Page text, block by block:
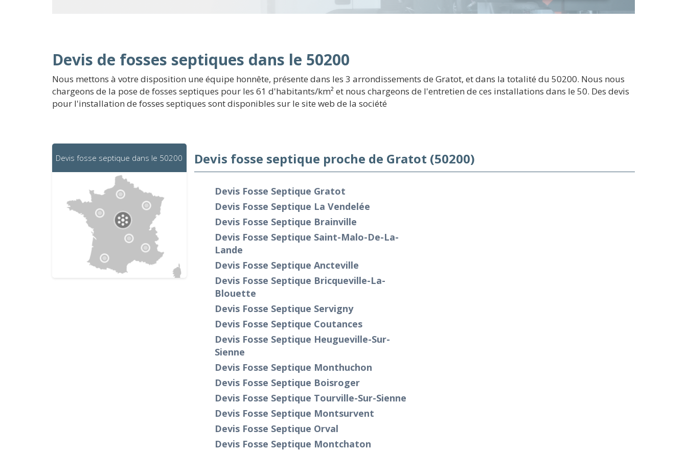
Devis de fosses septiques dans le 50200
Nous mettons à votre disposition une équipe honnête, présente dans les 3 arrondissements de Gratot, et dans la totalité du 50200. Nous nous
chargeons de la pose de fosses septiques pour les 61 d'habitants/km² et nous chargeons de l'entretien de ces installations dans le 50. Des devis
pour l'installation de fosses septiques sont disponibles sur le site web de la société
Devis fosse septique dans le 50200 Devis fosse septique proche de Gratot (50200)
Devis Fosse Septique Gratot
Devis Fosse Septique La Vendelée
Devis Fosse Septique Brainville
Devis Fosse Septique Saint-Malo-De-La-
Lande
Devis Fosse Septique Ancteville
Devis Fosse Septique Bricqueville-La-
Blouette
Devis Fosse Septique Servigny
Devis Fosse Septique Coutances
Devis Fosse Septique Heugueville-Sur-
Sienne
Devis Fosse Septique Monthuchon
Devis Fosse Septique Boisroger
Devis Fosse Septique Tourville-Sur-Sienne
Devis Fosse Septique Montsurvent
Devis Fosse Septique Orval
Devis Fosse Septique Montchaton